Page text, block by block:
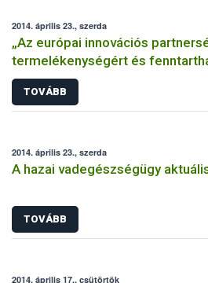
2014. április 23., szerda
„Az európai innovációs
termelékenységért és
konferencia
TOVÁBB
2014. április 23., szerda
A hazai vadegészségügy
TOVÁBB
2014. április 17., csütörtök